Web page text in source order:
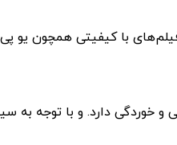
با کیفیتی همچون یو
و خوردگی دارد. و با توجه به